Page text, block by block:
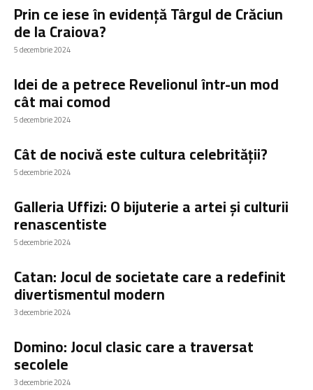
Prin ce iese în evidență Târgul de Crăciun
de la Craiova?
5 decembrie 2024
Idei de a petrece Revelionul într-un mod
cât mai comod
5 decembrie 2024
Cât de nocivă este cultura celebrității?
5 decembrie 2024
Galleria Uffizi: O bijuterie a artei și culturii
renascentiste
5 decembrie 2024
Catan: Jocul de societate care a redefinit
divertismentul modern
3 decembrie 2024
Domino: Jocul clasic care a traversat
secolele
3 decembrie 2024